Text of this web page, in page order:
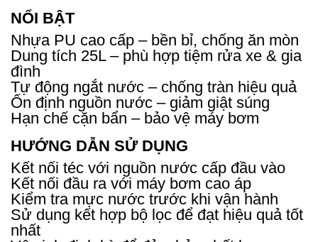
NỔI BẬT
Nhựa PU cao cấp – bền bỉ, chống ăn mòn
Dung tích 25L – phù hợp tiệm rửa xe & gia
đình
Tự động ngắt nước – chống tràn hiệu quả
Ổn định nguồn nước – giảm giật súng
Hạn chế cặn bẩn – bảo vệ máy bơm
HƯỚNG DẪN SỬ DỤNG
Kết nối téc với nguồn nước cấp đầu vào
Kết nối đầu ra với máy bơm cao áp
Kiểm tra mực nước trước khi vận hành
Sử dụng kết hợp bộ lọc để đạt hiệu quả tốt
nhất